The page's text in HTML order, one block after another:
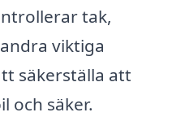
tak,
viktiga
säkerställa att
och säker.